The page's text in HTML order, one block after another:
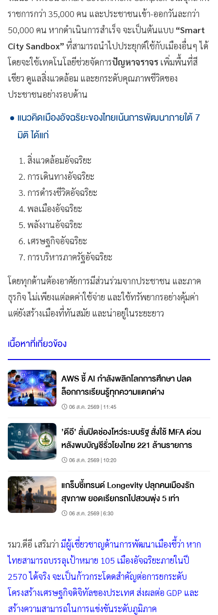
ราชการกว่า 35,000 คน และประชาชนเข้า-ออกวันละกว่า
50,000 คน หากดำเนินการสำเร็จ จะเป็นต้นแบบ “Smart
City Sandbox” ที่สามารถนำไปประยุกต์ใช้กับเมืองอื่นๆ ได้
โดยจะใช้เทคโนโลยีช่วยจัดการปัญหาจราจร เพิ่มพื้นที่สี
เขียว ดูแลสิ่งแวดล้อม และยกระดับคุณภาพชีวิตของ
ประชาชนอย่างรอบด้าน
แนวคิดเมืองอัจฉริยะของไทยเน้นการพัฒนาภายใต้ 7
มิติ ได้แก่
สิ่งแวดล้อมอัจฉริยะ
การเดินทางอัจฉริยะ
การดำรงชีวิตอัจฉริยะ
พลเมืองอัจฉริยะ
พลังงานอัจฉริยะ
เศรษฐกิจอัจฉริยะ
การบริหารภาครัฐอัจฉริยะ
โดยทุกด้านต้องอาศัยการมีส่วนร่วมจากประชาชน และภาค
ธุรกิจ ไม่เพียงแต่ลดค่าใช้จ่าย และใช้ทรัพยากรอย่างคุ้มค่า
แต่ยังสร้างเมืองที่ทันสมัย และน่าอยู่ในระยะยาว
เนื้อหาที่เกี่ยวข้อง
AWS ชี้ AI กำลังพลิกโลกการศึกษา ปลด
ล็อกการเรียนรู้ทุกความแตกต่าง
06 ส.ค. 2569 | 11:45
’ดีอี’ ลั่นปิดช่องโหว่ระบบรัฐ สั่งใช้ MFA ด่วน
หลังพบบัญชีรั่วโยงไทย 221 ล้านรายการ
06 ส.ค. 2569 | 10:20
แกร็บชี้เทรนด์ Longevity ปลุกคนเมืองรัก
สุขภาพ ยอดเรียกรถไปสวนพุ่ง 5 เท่า
06 ส.ค. 2569 | 6:30
รมว.ดีอี เสริมว่า มีผู้เชี่ยวชาญด้านการพัฒนาเมืองชี้ว่า หาก
ไทยสามารถบรรลุเป้าหมาย 105 เมืองอัจฉริยะภายในปี
2570 ได้จริง จะเป็นก้าวกระโดดสำคัญต่อการยกระดับ
โครงสร้างเศรษฐกิจดิจิทัลของประเทศ ส่งผลต่อ GDP และ
สร้างความสามารถในการแข่งขันระดับภูมิภาค